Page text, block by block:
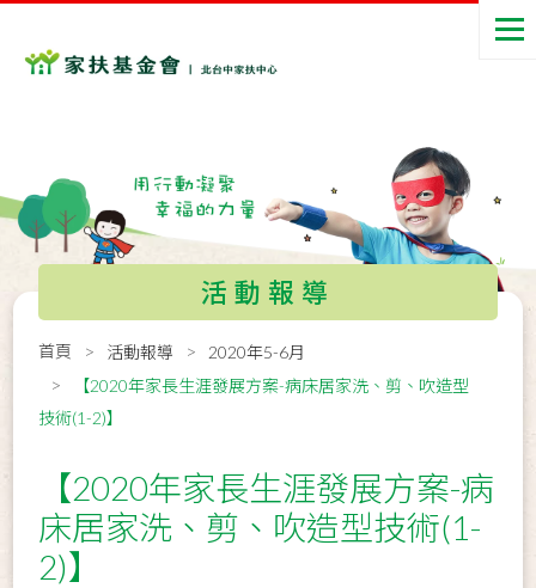
活動報導
首頁 活動報導
2020年5-6月
【2020年家長生涯發展方案-病床居家洗、剪、吹造型
技術(1-2)】
【2020年家長生涯發展方案-病
床居家洗、剪、吹造型技術(1-
2)】